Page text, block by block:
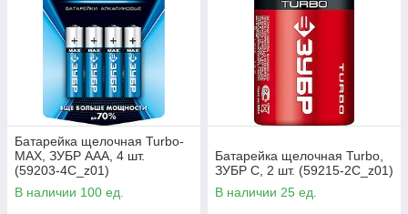
Батарейка щелочная Turbo-
MAX, ЗУБР AAA, 4 шт.
(59203-4C_z01)
В наличии 100 ед.
Батарейка щелочная Turbo,
ЗУБР C, 2 шт. (59215-2C_z01)
В наличии 25 ед.